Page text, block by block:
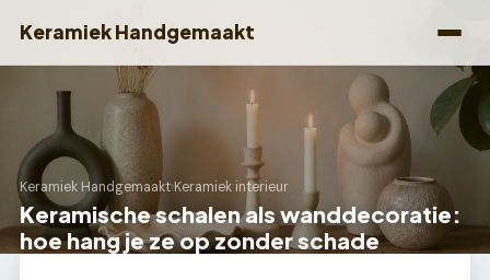
Keramiek Handgemaakt
Keramiek Handgemaakt›Keramiek interieur
Keramische schalen als wanddecoratie:
hoe hang je ze op zonder schade